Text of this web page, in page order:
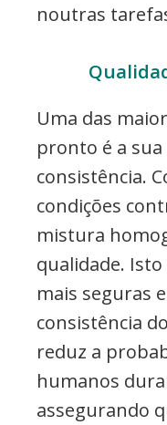
noutras
Uma das
pronto é a
consistência.
condições
mistura
qualidade.
mais seguras
consistência
reduz a
humanos
assegurando